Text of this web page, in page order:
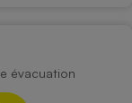
évacuation